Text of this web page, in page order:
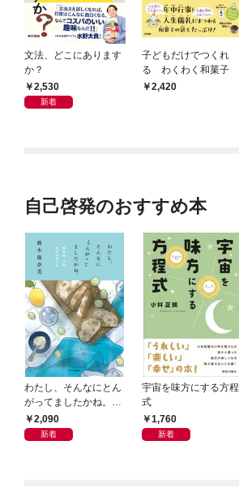
文法、どこにあります
か？
2,530
新着
子どもだけでつくれ
る わくわく和菓子
2,420
自己啓発のおすすめ本
わたし、そんなにとん
がってましたかね。
獅子座、Ａ型、丙午は
めぐる
2,090
新着
宇宙を味方にする方程
式
1,760
新着